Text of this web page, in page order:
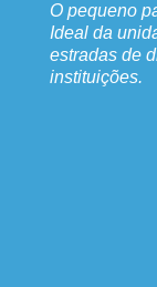
O pequeno
Ideal da
estradas de
instituições.